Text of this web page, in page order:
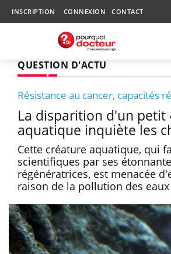
INSCRIPTION CONNEXION CONTACT
QUESTION D'ACTU
Résistance au cancer, capacités
La disparition d'un petit
aquatique inquiète les
Cette créature aquatique, qui
scientifiques par ses
régénératrices, est menacée
raison de la pollution des